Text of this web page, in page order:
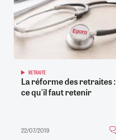
RETRAITE
La réforme des retraites :
ce qu'il faut retenir
22/07/2019